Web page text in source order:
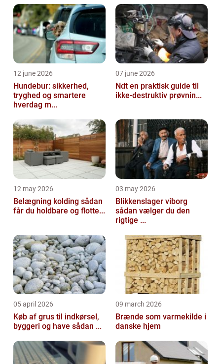
12 june 2026
Hundebur: sikkerhed,
tryghed og smartere
hverdag m...
07 june 2026
Ndt en praktisk guide til
ikke-destruktiv prøvnin...
12 may 2026
Belægning kolding sådan
får du holdbare og flotte...
03 may 2026
Blikkenslager viborg
sådan vælger du den
rigtige ...
05 april 2026
Køb af grus til indkørsel,
byggeri og have sådan ...
09 march 2026
Brænde som varmekilde i
danske hjem